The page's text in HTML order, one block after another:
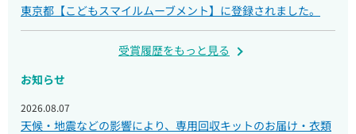
東京都【こどもスマイルムーブメント】に登録されました。
受賞履歴をもっと見る
お知らせ
2026.08.07
天候・地震などの影響により、専用回収キットのお届け・衣類